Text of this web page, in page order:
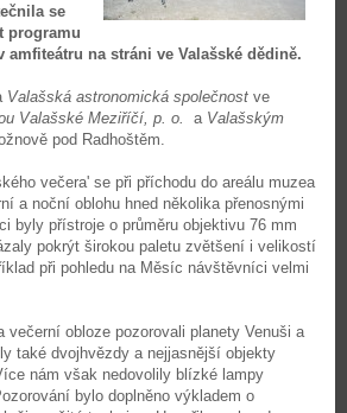
se
programu
amfiteátru na stráni ve Valašské dědině.
Valašská astronomická společnost ve
Valašské Meziříčí, p. o. a Valašským
pod Radhoštěm.
večera' se při příchodu do areálu muzea
a noční oblohu hned několika přenosnými
byly přístroje o průměru objektivu 76 mm
pokrýt širokou paletu zvětšení i velikostí
při pohledu na Měsíc návštěvníci velmi
večerní obloze pozorovali planety Venuši a
také dvojhvězdy a nejjasnější objekty
nám však nedovolily blízké lampy
bylo doplněno výkladem o